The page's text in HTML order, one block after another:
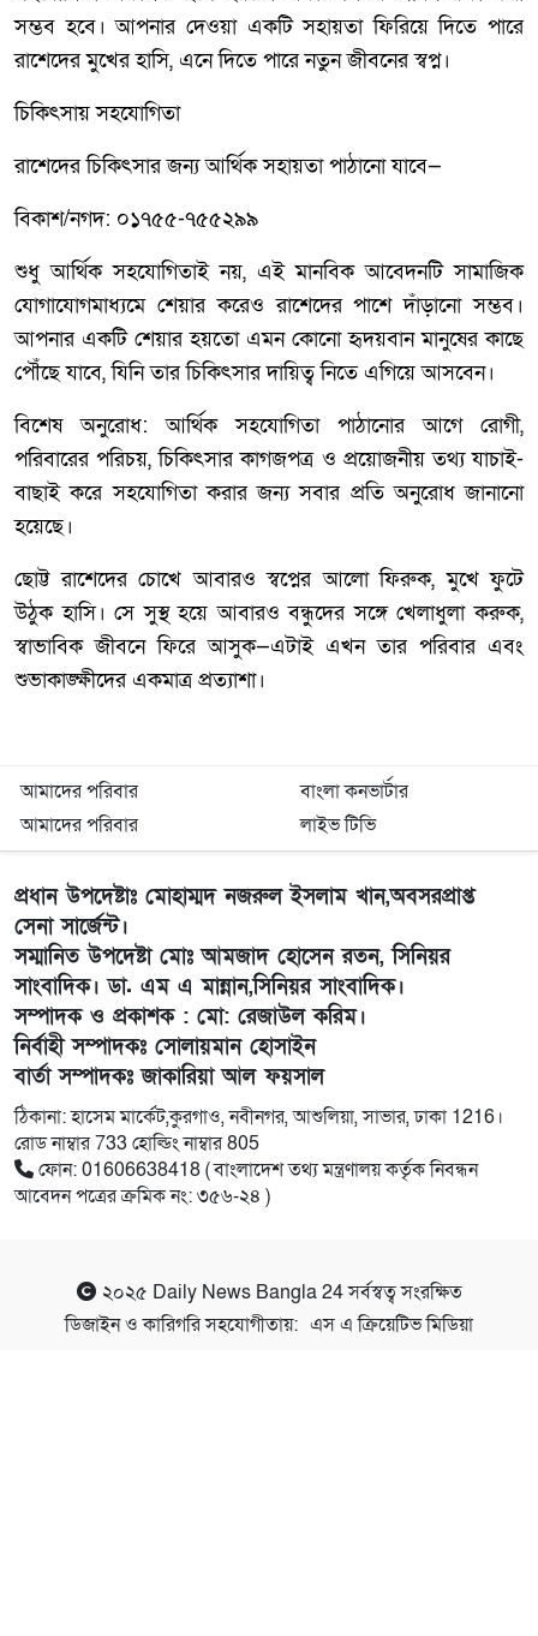
সম্ভব হবে। আপনার দেওয়া একটি সহায়তা ফিরিয়ে দিতে পারে
রাশেদের মুখের হাসি, এনে দিতে পারে নতুন জীবনের স্বপ্ন।
চিকিৎসায় সহযোগিতা
রাশেদের চিকিৎসার জন্য আর্থিক সহায়তা পাঠানো যাবে—
বিকাশ/নগদ: ০১৭৫৫-৭৫৫২৯৯
শুধু আর্থিক সহযোগিতাই নয়, এই মানবিক আবেদনটি সামাজিক
যোগাযোগমাধ্যমে শেয়ার করেও রাশেদের পাশে দাঁড়ানো সম্ভব।
আপনার একটি শেয়ার হয়তো এমন কোনো হৃদয়বান মানুষের কাছে
পৌঁছে যাবে, যিনি তার চিকিৎসার দায়িত্ব নিতে এগিয়ে আসবেন।
বিশেষ অনুরোধ: আর্থিক সহযোগিতা পাঠানোর আগে রোগী,
পরিবারের পরিচয়, চিকিৎসার কাগজপত্র ও প্রয়োজনীয় তথ্য যাচাই-
বাছাই করে সহযোগিতা করার জন্য সবার প্রতি অনুরোধ জানানো
হয়েছে।
ছোট্ট রাশেদের চোখে আবারও স্বপ্নের আলো ফিরুক, মুখে ফুটে
উঠুক হাসি। সে সুস্থ হয়ে আবারও বন্ধুদের সঙ্গে খেলাধুলা করুক,
স্বাভাবিক জীবনে ফিরে আসুক—এটাই এখন তার পরিবার এবং
শুভাকাঙ্ক্ষীদের একমাত্র প্রত্যাশা।
আমাদের পরিবার
বাংলা কনভার্টার
আমাদের পরিবার
লাইভ টিভি
প্রধান উপদেষ্টাঃ মোহাম্মদ নজরুল ইসলাম খান,অবসরপ্রাপ্ত
সেনা সার্জেন্ট।
সম্মানিত উপদেষ্টা মোঃ আমজাদ হোসেন রতন, সিনিয়র
সাংবাদিক। ডা. এম এ মান্নান,সিনিয়র সাংবাদিক।
সম্পাদক ও প্রকাশক : মো: রেজাউল করিম।
নির্বাহী সম্পাদকঃ সোলায়মান হোসাইন
বার্তা সম্পাদকঃ জাকারিয়া আল ফয়সাল
ঠিকানা: হাসেম মার্কেট,কুরগাও, নবীনগর, আশুলিয়া, সাভার, ঢাকা 1216।
রোড নাম্বার 733 হোল্ডিং নাম্বার 805
ফোন: 01606638418 ( বাংলাদেশ তথ্য মন্ত্রণালয় কর্তৃক নিবন্ধন
আবেদন পত্রের ক্রমিক নং: ৩৫৬-২৪ )
২০২৫ Daily News Bangla 24সর্বস্বত্ব সংরক্ষিত
ডিজাইন ও কারিগরি সহযোগীতায়: এস এ ক্রিয়েটিভ মিডিয়া